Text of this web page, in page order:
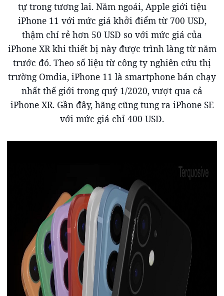
tự trong tương lai. Năm ngoái, Apple giới tiệu
iPhone 11 với mức giá khởi điểm từ 700 USD,
thậm chí rẻ hơn 50 USD so với mức giá của
iPhone XR khi thiết bị này được trình làng từ năm
trước đó. Theo số liệu từ công ty nghiên cứu thị
trường Omdia, iPhone 11 là smartphone bán chạy
nhất thế giới trong quý 1/2020, vượt qua cả
iPhone XR. Gần đây, hãng cũng tung ra iPhone SE
với mức giá chỉ 400 USD.